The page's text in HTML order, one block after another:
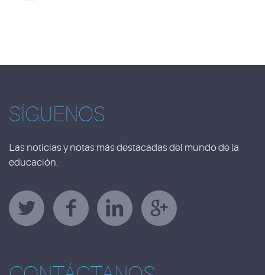
SÍGUENOS
Las noticias y notas más destacadas del mundo de la
educación.